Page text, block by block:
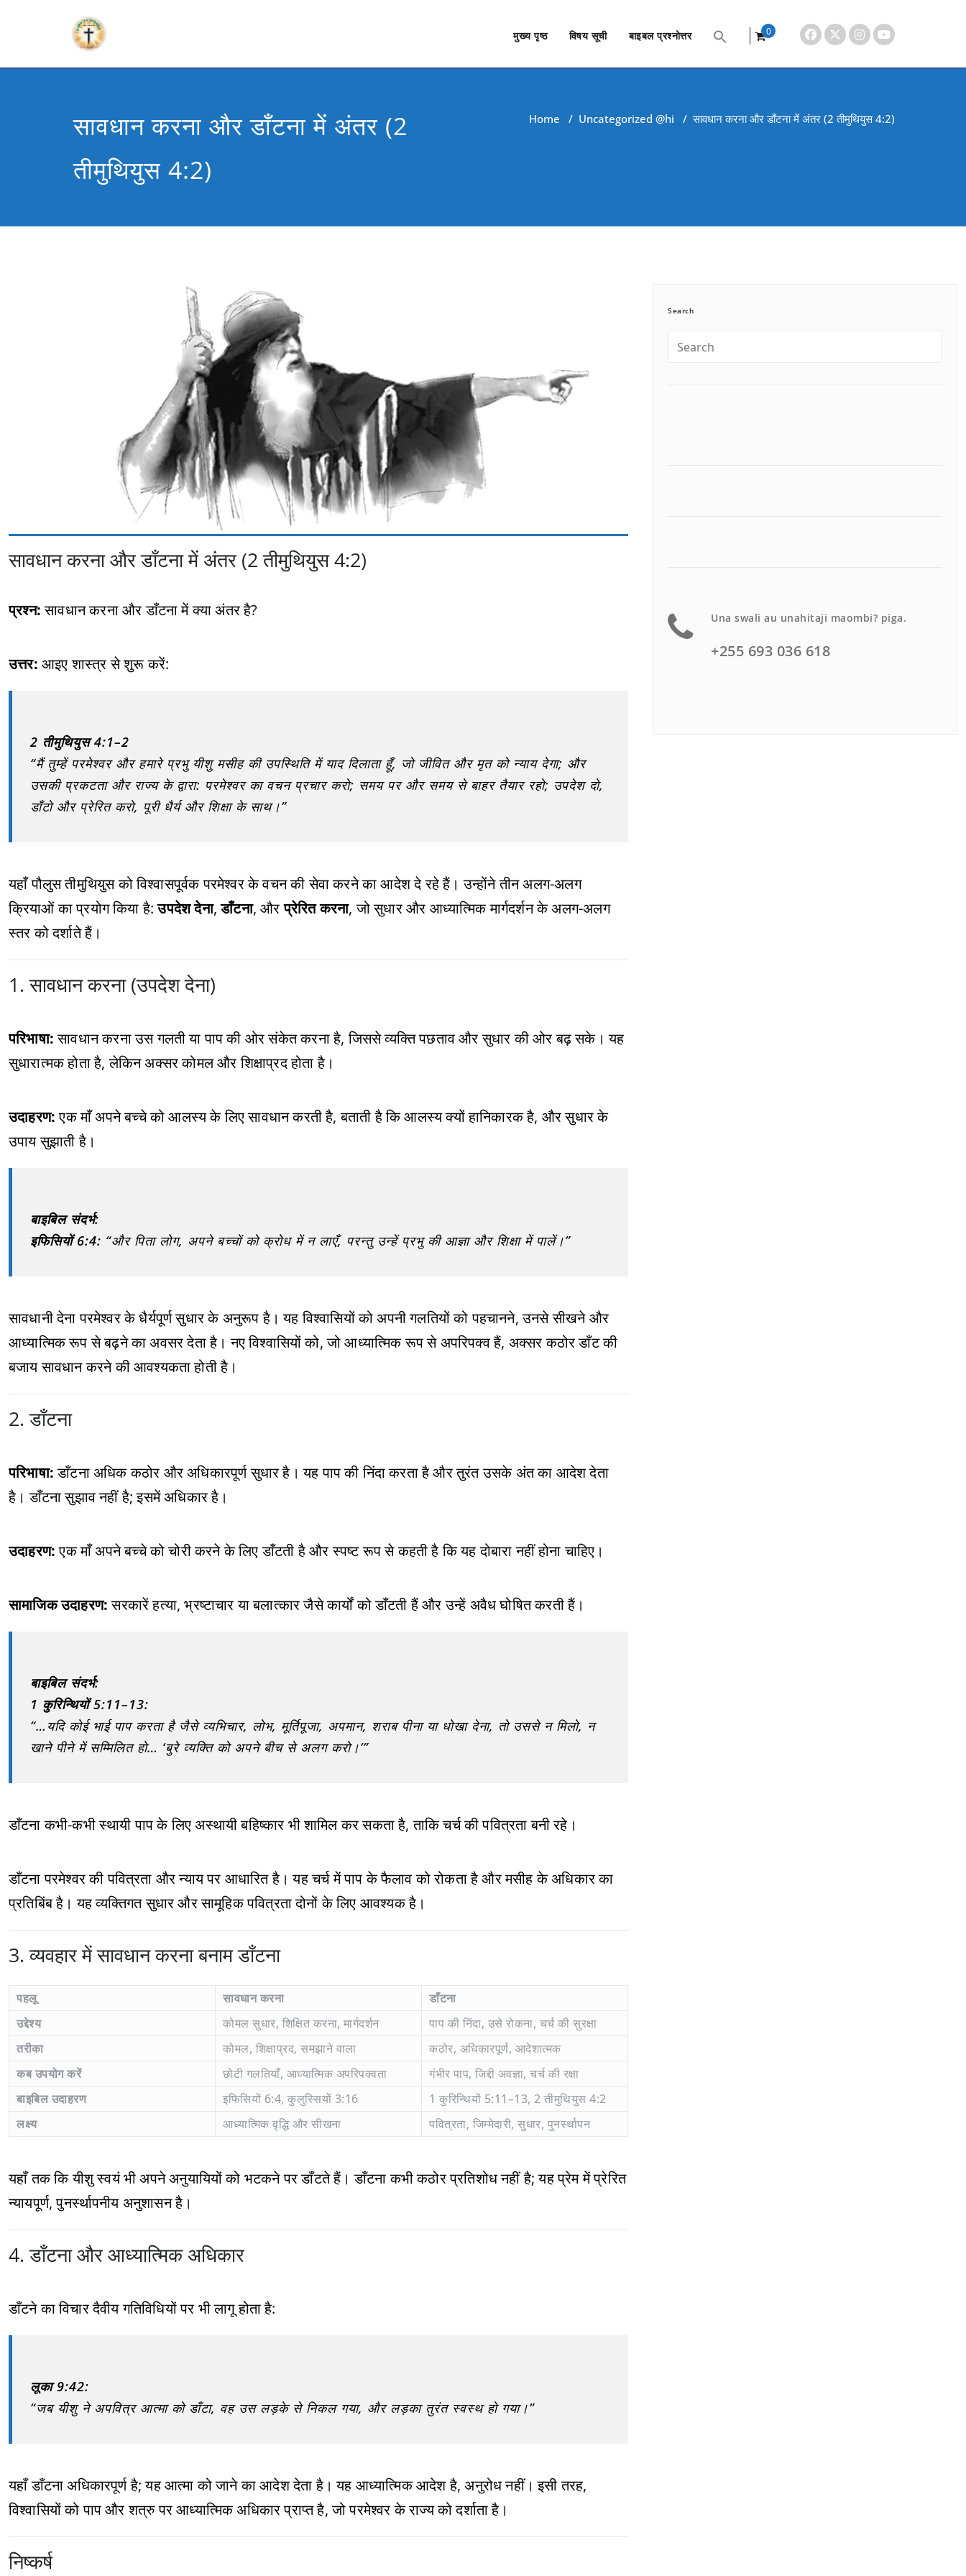
मुख्य पृष्ठ विषय सूची बाइबल प्रश्नोत्तर
0
सावधान करना और डाँटना में अंतर (2
तीमुथियुस 4:2)
Home / Uncategorized @hi /सावधान करना और डाँटना में अंतर (2 तीमुथियुस 4:2)
सावधान करना और डाँटना में अंतर (2 तीमुथियुस 4:2)
प्रश्न:सावधान करना और डाँटना में क्या अंतर है?
उत्तर: आइए शास्त्र से शुरू करें:
2 तीमुथियुस 4:1–2
“मैं तुम्हें परमेश्वर और हमारे प्रभु यीशु मसीह की उपस्थिति में याद दिलाता हूँ, जो जीवित और मृत को न्याय देगा; और
उसकी प्रकटता और राज्य के द्वारा: परमेश्वर का वचन प्रचार करो; समय पर और समय से बाहर तैयार रहो; उपदेश दो,
डाँटो और प्रेरित करो, पूरी धैर्य और शिक्षा के साथ।”
यहाँ पौलुस तीमुथियुस को विश्वासपूर्वक परमेश्वर के वचन की सेवा करने का आदेश दे रहे हैं। उन्होंने तीन अलग-अलग
क्रियाओं का प्रयोग किया है:उपदेश देना,डाँटना, औरप्रेरित करना, जो सुधार और आध्यात्मिक मार्गदर्शन के अलग-अलग
स्तर को दर्शाते हैं।
1. सावधान करना (उपदेश देना)
परिभाषा:सावधान करना उस गलती या पाप की ओर संकेत करना है, जिससे व्यक्ति पछताव और सुधार की ओर बढ़ सके। यह
सुधारात्मक होता है, लेकिन अक्सर कोमल और शिक्षाप्रद होता है।
उदाहरण:एक माँ अपने बच्चे को आलस्य के लिए सावधान करती है, बताती है कि आलस्य क्यों हानिकारक है, और सुधार के
उपाय सुझाती है।
बाइबिल संदर्भ:
इफिसियों 6:4: “और पिता लोग, अपने बच्चों को क्रोध में न लाएँ, परन्तु उन्हें प्रभु की आज्ञा और शिक्षा में पालें।”
सावधानी देना परमेश्वर के धैर्यपूर्ण सुधार के अनुरूप है। यह विश्वासियों को अपनी गलतियों को पहचानने, उनसे सीखने और
आध्यात्मिक रूप से बढ़ने का अवसर देता है। नए विश्वासियों को, जो आध्यात्मिक रूप से अपरिपक्व हैं, अक्सर कठोर डाँट की
बजाय सावधान करने की आवश्यकता होती है।
2. डाँटना
परिभाषा:डाँटना अधिक कठोर और अधिकारपूर्ण सुधार है। यह पाप की निंदा करता है और तुरंत उसके अंत का आदेश देता
है। डाँटना सुझाव नहीं है; इसमें अधिकार है।
उदाहरण:एक माँ अपने बच्चे को चोरी करने के लिए डाँटती है और स्पष्ट रूप से कहती है कि यह दोबारा नहीं होना चाहिए।
सामाजिक उदाहरण:सरकारें हत्या, भ्रष्टाचार या बलात्कार जैसे कार्यों को डाँटती हैं और उन्हें अवैध घोषित करती हैं।
बाइबिल संदर्भ:
1 कुरिन्थियों 5:11–13:
“…यदि कोई भाई पाप करता है जैसे व्यभिचार, लोभ, मूर्तिपूजा, अपमान, शराब पीना या धोखा देना, तो उससे न मिलो, न
खाने पीने में सम्मिलित हो… ‘बुरे व्यक्ति को अपने बीच से अलग करो।’”
डाँटना कभी-कभी स्थायी पाप के लिए अस्थायी बहिष्कार भी शामिल कर सकता है, ताकि चर्च की पवित्रता बनी रहे।
डाँटना परमेश्वर की पवित्रता और न्याय पर आधारित है। यह चर्च में पाप के फैलाव को रोकता है और मसीह के अधिकार का
प्रतिबिंब है। यह व्यक्तिगत सुधार और सामूहिक पवित्रता दोनों के लिए आवश्यक है।
3. व्यवहार में सावधान करना बनाम डाँटना
पहलू सावधान करना
डाँटना
उद्देश्य
कोमल सुधार, शिक्षित करना, मार्गदर्शन
पाप की निंदा, उसे रोकना, चर्च की सुरक्षा
तरीका
कोमल, शिक्षाप्रद, समझाने वाला
कठोर, अधिकारपूर्ण, आदेशात्मक
कब उपयोग करें
छोटी गलतियाँ, आध्यात्मिक अपरिपक्वता
गंभीर पाप, जिद्दी अवज्ञा, चर्च की रक्षा
बाइबिल उदाहरण
इफिसियों 6:4, कुलुस्सियों 3:16
1 कुरिन्थियों 5:11–13, 2 तीमुथियुस 4:2
लक्ष्य
आध्यात्मिक वृद्धि और सीखना पवित्रता, जिम्मेदारी, सुधार, पुनर्स्थापन
यहाँ तक कि यीशु स्वयं भी अपने अनुयायियों को भटकने पर डाँटते हैं। डाँटना कभी कठोर प्रतिशोध नहीं है; यह प्रेम में प्रेरित
न्यायपूर्ण, पुनर्स्थापनीय अनुशासन है।
4. डाँटना और आध्यात्मिक अधिकार
डाँटने का विचार दैवीय गतिविधियों पर भी लागू होता है:
लूका 9:42:
“जब यीशु ने अपवित्र आत्मा को डाँटा, वह उस लड़के से निकल गया, और लड़का तुरंत स्वस्थ हो गया।”
यहाँ डाँटना अधिकारपूर्ण है; यह आत्मा को जाने का आदेश देता है। यह आध्यात्मिक आदेश है, अनुरोध नहीं। इसी तरह,
विश्वासियों को पाप और शत्रु पर आध्यात्मिक अधिकार प्राप्त है, जो परमेश्वर के राज्य को दर्शाता है।
निष्कर्ष
Search
Una swali au unahitaji maombi? piga.
+255 693 036 618